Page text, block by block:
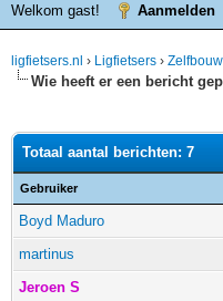
Welkom gast! Aanmelden
ligfietsers.nl › Ligfietsers ›
Wie heeft er een bericht
Totaal aantal berichten: 7
Gebruiker
Boyd Maduro
martinus
Jeroen S